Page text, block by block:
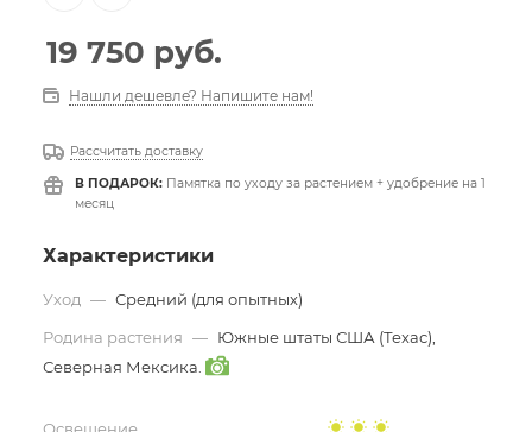
19 750 руб.
Нашли дешевле? Напишите нам!
Рассчитать доставку
В ПОДАРОК: Памятка по уходу за растением + удобрение на 1
месяц
Характеристики
Уход — Средний (для опытных)
Родина растения — Южные штаты США (Техас),
Северная Мексика.